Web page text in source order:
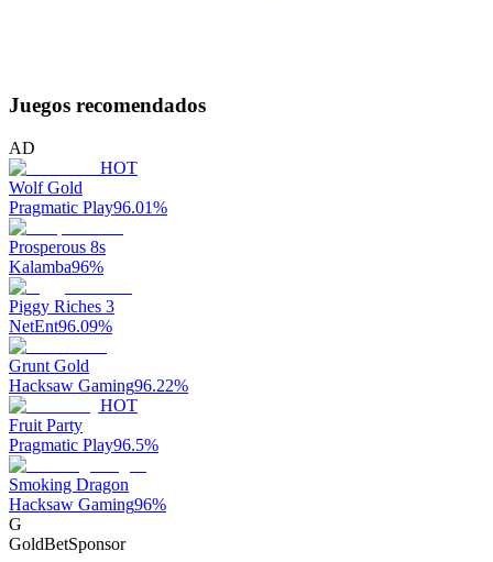
Juegos recomendados
AD
HOT
Wolf Gold
Pragmatic Play96.01%
Prosperous 8s
Kalamba96%
Piggy Riches 3
NetEnt96.09%
Grunt Gold
Hacksaw Gaming96.22%
HOT
Fruit Party
Pragmatic Play96.5%
Smoking Dragon
Hacksaw Gaming96%
G
GoldBetSponsor